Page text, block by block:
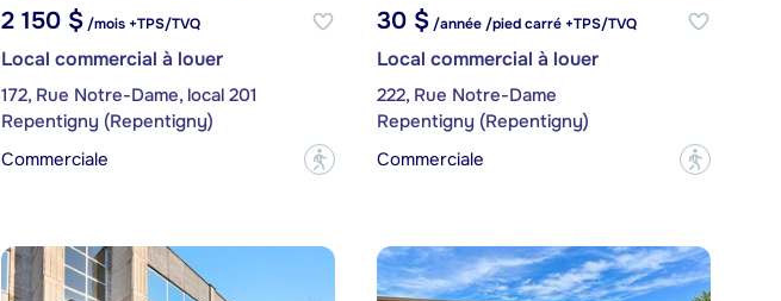
2 150 $/mois +TPS/TVQ
Local commercial à louer
172, Rue Notre-Dame, local 201
Repentigny (Repentigny)
Commerciale
?
30 $/année /pied carré +TPS/TVQ
Local commercial à louer
222, Rue Notre-Dame
Repentigny (Repentigny)
Commerciale
?